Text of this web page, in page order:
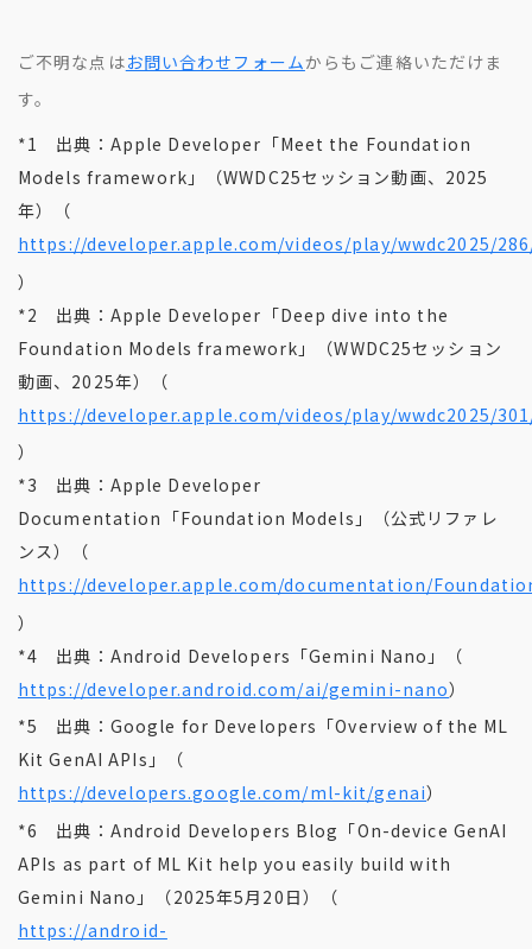
ご不明な点はお問い合わせフォームからもご連絡いただけま
す。
*1 出典：Apple Developer「Meet the Foundation
Models framework」（WWDC25セッション動画、2025
年）（
https://developer.apple.com/videos/play/wwdc2025/
）
*2 出典：Apple Developer「Deep dive into the
Foundation Models framework」（WWDC25セッション
動画、2025年）（
https://developer.apple.com/videos/play/wwdc2025/
）
*3 出典：Apple Developer
Documentation「Foundation Models」（公式リファレ
ンス）（
https://developer.apple.com/documentation/
）
*4 出典：Android Developers「Gemini Nano」（
https://developer.android.com/ai/gemini-nano）
*5 出典：Google for Developers「Overview of the ML
Kit GenAI APIs」（
https://developers.google.com/ml-kit/genai）
*6 出典：Android Developers Blog「On-device GenAI
APIs as part of ML Kit help you easily build with
Gemini Nano」（2025年5月20日）（
https://android-